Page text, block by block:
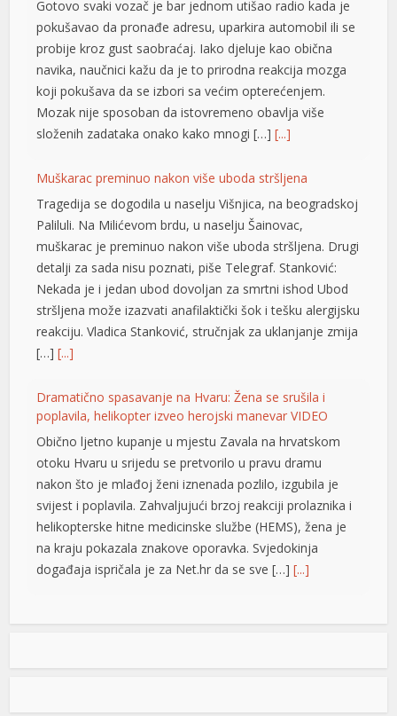
Gotovo svaki vozač je bar jednom utišao radio kada je
pokušavao da pronađe adresu, uparkira automobil ili se
probije kroz gust saobraćaj. Iako djeluje kao obična
navika, naučnici kažu da je to prirodna reakcija mozga
koji pokušava da se izbori sa većim opterećenjem.
Mozak nije sposoban da istovremeno obavlja više
složenih zadataka onako kako mnogi […][...]
Muškarac preminuo nakon više uboda stršljena
Tragedija se dogodila u naselju Višnjica, na beogradskoj
Paliluli. Na Milićevom brdu, u naselju Šainovac,
muškarac je preminuo nakon više uboda stršljena. Drugi
detalji za sada nisu poznati, piše Telegraf. Stanković:
Nekada je i jedan ubod dovoljan za smrtni ishod Ubod
stršljena može izazvati anafilaktički šok i tešku alergijsku
reakciju. Vladica Stanković, stručnjak za uklanjanje zmija
[…][...]
Dramatično spasavanje na Hvaru: Žena se srušila i
poplavila, helikopter izveo herojski manevar VIDEO
Obično ljetno kupanje u mjestu Zavala na hrvatskom
otoku Hvaru u srijedu se pretvorilo u pravu dramu
nakon što je mlađoj ženi iznenada pozlilo, izgubila je
svijest i poplavila. Zahvaljujući brzoj reakciji prolaznika i
helikopterske hitne medicinske službe (HEMS), žena je
na kraju pokazala znakove oporavka. Svjedokinja
događaja ispričala je za Net.hr da se sve […][...]